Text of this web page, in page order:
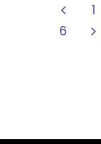
1
6